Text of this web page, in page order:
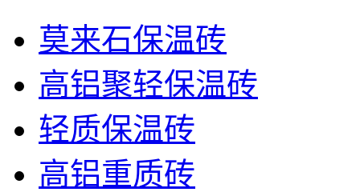
莫来石保温砖
高铝聚轻保温砖
轻质保温砖
高铝重质砖